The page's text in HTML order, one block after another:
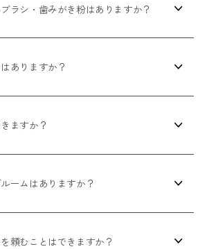
ラシ・歯みがき粉はありますか？
ありますか？
ますか？
ームはありますか？
頼むことはできますか？